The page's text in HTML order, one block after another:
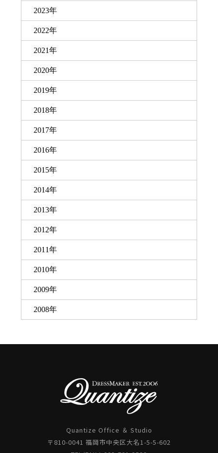
2023年
2022年
2021年
2020年
2019年
2018年
2017年
2016年
2015年
2014年
2013年
2012年
2011年
2010年
2009年
2008年
Quantize Office ＆ Studio
〒810-0041 福岡市中央区大名1-5-5-602